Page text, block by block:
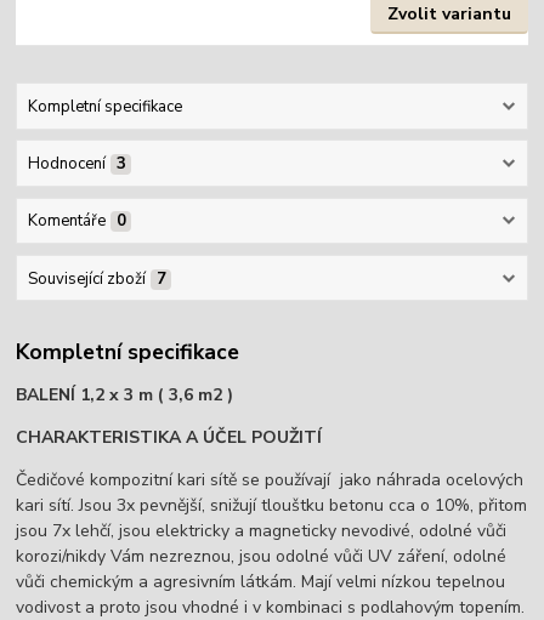
Zvolit variantu
Kompletní specifikace
Hodnocení 3
Komentáře 0
Související zboží 7
Kompletní specifikace
BALENÍ 1,2 x 3 m ( 3,6 m2 )
CHARAKTERISTIKA A ÚČEL POUŽITÍ
Čedičové kompozitní kari sítě se používají jako náhrada ocelových
kari sítí. Jsou 3x pevnější, snižují tlouštku betonu cca o 10%, přitom
jsou 7x lehčí, jsou elektricky a magneticky nevodivé, odolné vůči
korozi/nikdy Vám nezreznou, jsou odolné vůči UV záření, odolné
vůči chemickým a agresivním látkám. Mají velmi nízkou tepelnou
vodivost a proto jsou vhodné i v kombinaci s podlahovým topením.